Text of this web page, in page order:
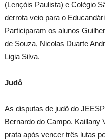
(Lençóis Paulista) e Colégio
derrota veio para o
Participaram os alunos
de Souza, Nicolas Duarte
Ligia Silva.
Judô
As disputas de judô do
Bernardo do Campo. Kaillany
prata após vencer três lutas